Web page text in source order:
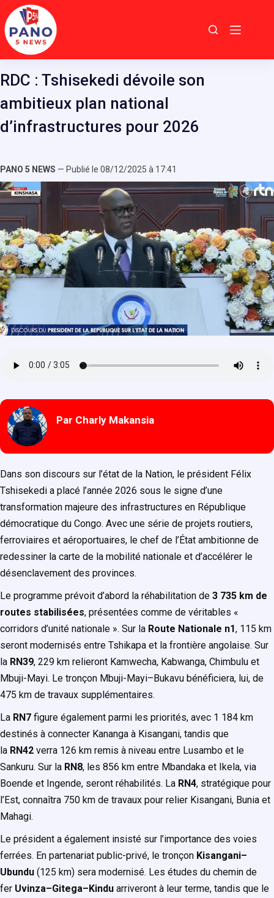
Passer
au
contenu
RDC : Tshisekedi dévoile son
ambitieux plan national
d’infrastructures pour 2026
PANO 5 NEWS — Publié le 08/12/2025 à 17:41
Par Charly Makansia
Dans son discours sur l’état de la Nation, le président Félix
Tshisekedi a placé l’année 2026 sous le signe d’une
transformation majeure des infrastructures en République
démocratique du Congo. Avec une série de projets routiers,
ferroviaires et aéroportuaires, le chef de l’État ambitionne de
redessiner la carte de la mobilité nationale et d’accélérer le
désenclavement des provinces.
Le programme prévoit d’abord la réhabilitation de 3 735 km de
routes stabilisées, présentées comme de véritables «
corridors d’unité nationale ». Sur la Route Nationale n1, 115 km
seront modernisés entre Tshikapa et la frontière angolaise. Sur
la RN39, 229 km relieront Kamwecha, Kabwanga, Chimbulu et
Mbuji-Mayi. Le tronçon Mbuji-Mayi–Bukavu bénéficiera, lui, de
475 km de travaux supplémentaires.
La RN7 figure également parmi les priorités, avec 1 184 km
destinés à connecter Kananga à Kisangani, tandis que
la RN42 verra 126 km remis à niveau entre Lusambo et le
Sankuru. Sur la RN8, les 856 km entre Mbandaka et Ikela, via
Boende et Ingende, seront réhabilités. La RN4, stratégique pour
l’Est, connaîtra 750 km de travaux pour relier Kisangani, Bunia et
Mahagi.
Le président a également insisté sur l’importance des voies
ferrées. En partenariat public-privé, le tronçon Kisangani–
Ubundu (125 km) sera modernisé. Les études du chemin de
fer Uvinza–Gitega–Kindu arriveront à leur terme, tandis que le